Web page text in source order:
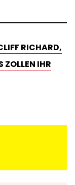
RICHARD,
ZOLLEN IHR